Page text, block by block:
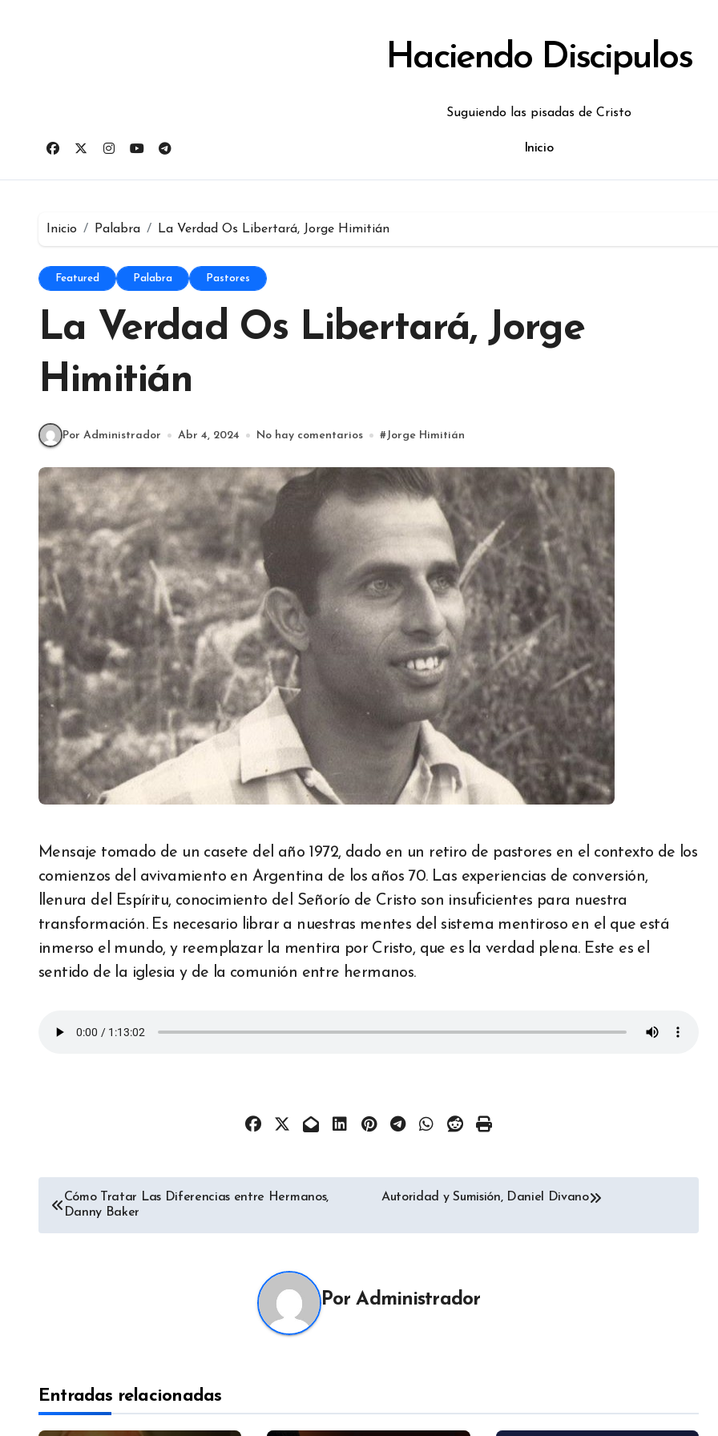
Haciendo Discipulos
Suguiendo las pisadas de Cristo
Inicio
Inicio Palabra La Verdad Os Libertará, Jorge Himitián
Featured Palabra Pastores
La Verdad Os Libertará, Jorge
Himitián
Por Administrador Abr 4, 2024 No hay comentarios #Jorge Himitián
Mensaje tomado de un casete del año 1972, dado en un retiro de pastores en el contexto de los
comienzos del avivamiento en Argentina de los años 70. Las experiencias de conversión,
llenura del Espíritu, conocimiento del Señorío de Cristo son insuficientes para nuestra
transformación. Es necesario librar a nuestras mentes del sistema mentiroso en el que está
inmerso el mundo, y reemplazar la mentira por Cristo, que es la verdad plena. Este es el
sentido de la iglesia y de la comunión entre hermanos.
Navegación
de
Cómo Tratar Las Diferencias entre Hermanos,
Danny Baker
Autoridad y Sumisión, Daniel Divano
PorAdministrador
Entradas relacionadas